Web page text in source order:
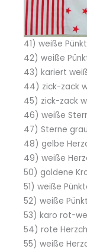
41) weiße
42) weiße
43) kariert
44) zick-zack
45) zick-zack
46) weiße
47) Sterne
48) gelbe
49) weiße
50) goldene
51) weiße
52) weiße
53) karo rot-
54) rote
55) weiße